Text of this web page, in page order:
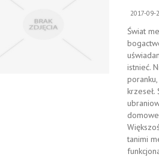
2017-09-
Świat
istnieć.
tanimi